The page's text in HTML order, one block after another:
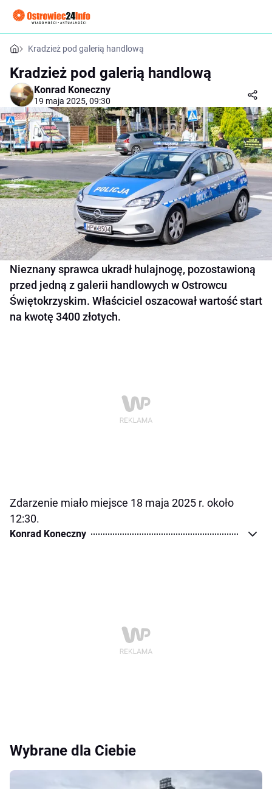
Kradzież pod galerią handlową
Kradzież pod galerią handlową
Konrad Koneczny
19 maja 2025, 09:30
Nieznany sprawca ukradł hulajnogę, pozostawioną
przed jedną z galerii handlowych w Ostrowcu
Świętokrzyskim. Właściciel oszacował wartość start
na kwotę 3400 złotych.
Zdarzenie miało miejsce 18 maja 2025 r. około
12:30.
Konrad Koneczny
Wybrane dla Ciebie